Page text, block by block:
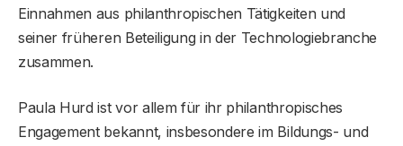
Einnahmen aus philanthropischen Tätigkeiten und
seiner früheren Beteiligung in der Technologiebranche
zusammen.
Paula Hurd ist vor allem für ihr philanthropisches
Engagement bekannt, insbesondere im Bildungs- und